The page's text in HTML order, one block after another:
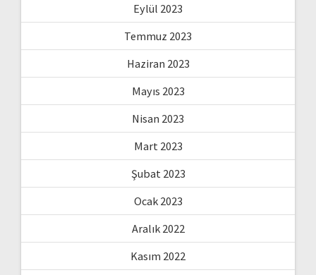
Eylül 2023
Temmuz 2023
Haziran 2023
Mayıs 2023
Nisan 2023
Mart 2023
Şubat 2023
Ocak 2023
Aralık 2022
Kasım 2022